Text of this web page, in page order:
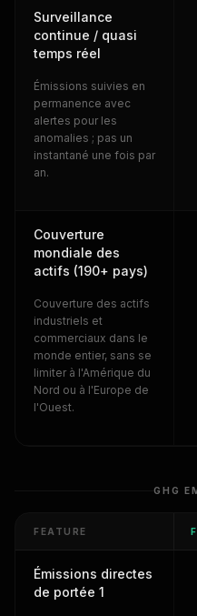
Surveillance
continue / quasi
temps réel
Émissions suivies en
permanence avec
alertes pour les
anomalies ; pas un
instantané une fois par
an.
Couverture
mondiale des
actifs (190+ pays)
Couverture des actifs
industriels et
commerciaux dans le
monde entier, sans se
limiter à l'Amérique du
Nord ou à l'Europe de
l'Ouest.
GHG
FEATURE
Émissions directes
de portée 1